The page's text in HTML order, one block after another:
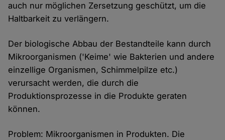
auch nur möglichen Zersetzung geschützt, um die
Haltbarkeit zu verlängern.
Der biologische Abbau der Bestandteile kann durch
Mikroorganismen ('Keime' wie Bakterien und andere
einzellige Organismen, Schimmelpilze etc.)
verursacht werden, die durch die
Produktionsprozesse in die Produkte geraten
können.
Problem: Mikroorganismen in Produkten. Die